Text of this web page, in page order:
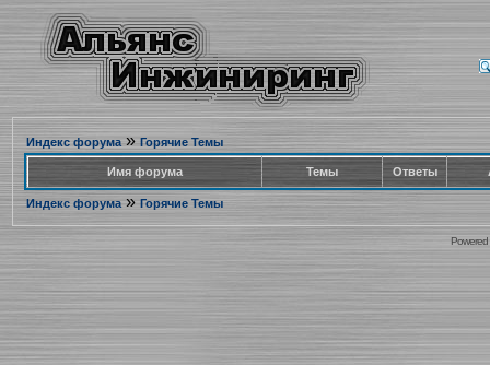
Индекс форума» Горячие Темы
Имя форума Темы Ответы
Индекс форума» Горячие Темы